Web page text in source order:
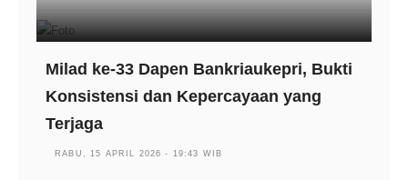
Milad ke-33 Dapen Bankriaukepri, Bukti
Konsistensi dan Kepercayaan yang
Terjaga
RABU, 15 APRIL 2026 - 19:43 WIB